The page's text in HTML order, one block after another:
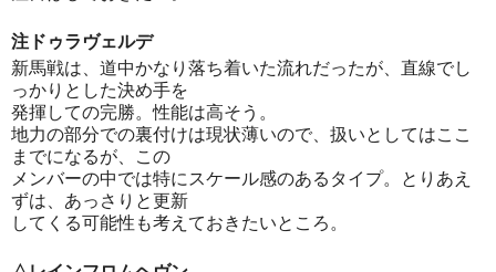
注ドゥラヴェルデ
新馬戦は、道中かなり落ち着いた流れだったが、直線でし
っかりとした決め手を
発揮しての完勝。性能は高そう。
地力の部分での裏付けは現状薄いので、扱いとしてはここ
までになるが、この
メンバーの中では特にスケール感のあるタイプ。とりあえ
ずは、あっさりと更新
してくる可能性も考えておきたいところ。